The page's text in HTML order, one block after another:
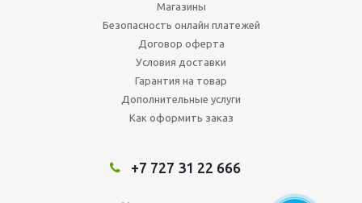
Магазины
Безопасность онлайн платежей
Договор оферта
Условия доставки
Гарантия на товар
Дополнительные услуги
Как оформить заказ
+7 727 31 22 666